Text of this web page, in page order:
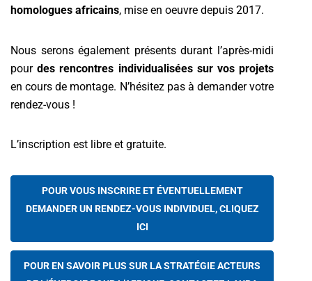
homologues africains, mise en oeuvre depuis 2017.
Nous serons également présents durant l’après-midi
pourdes rencontres individualisées sur vos projets
en cours de montage. N’hésitez pas à demander votre
rendez-vous !
L’inscription est libre et gratuite.
POUR VOUS INSCRIRE ET ÉVENTUELLEMENT
DEMANDER UN RENDEZ-VOUS INDIVIDUEL, CLIQUEZ
ICI
POUR EN SAVOIR PLUS SUR LA STRATÉGIE ACTEURS